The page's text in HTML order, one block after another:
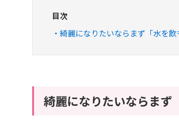
目次
綺麗になりたいならまず「水を飲
綺麗になりたいならまず